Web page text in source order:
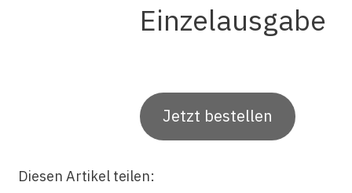
Einzelausgabe
Jetzt bestellen
Diesen Artikel teilen: